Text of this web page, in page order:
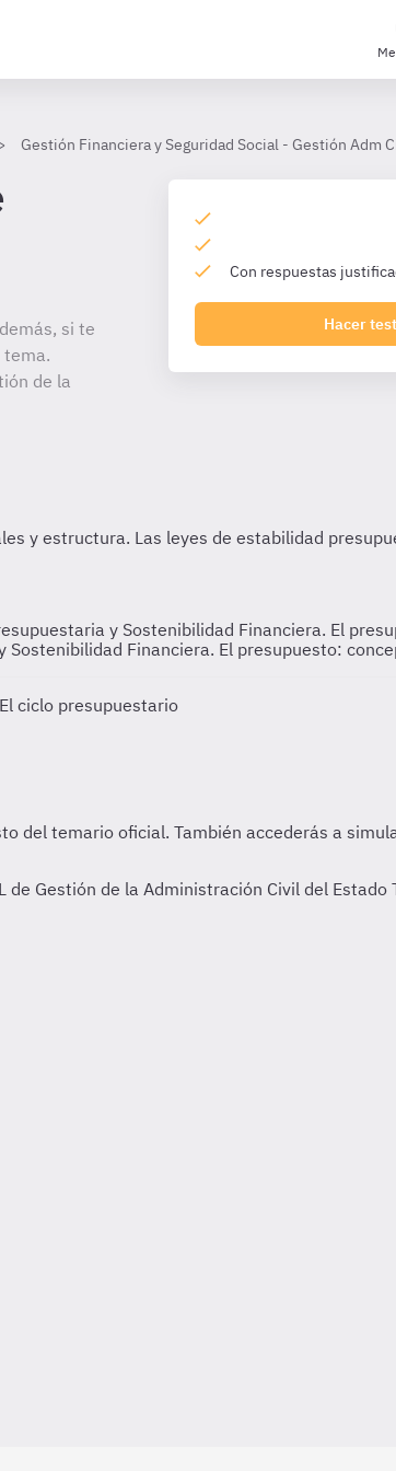
Gestión Financiera y Seguridad Social - Gestión Adm
si te
tema.
de la
Con respuestas
Hacer test
y Sostenibilidad Financiera. El
Financiera. El presupuesto:
El ciclo presupuestario
de Gestión de la Administración Civil del Estado